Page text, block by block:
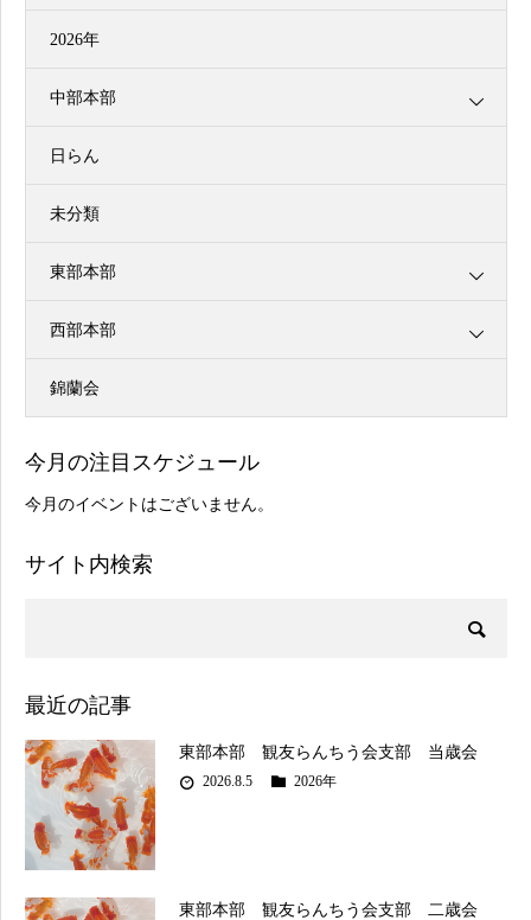
2026年
中部本部
日らん
未分類
東部本部
西部本部
錦蘭会
今月の注目スケジュール
今月のイベントはございません。
サイト内検索
最近の記事
東部本部 観友らんちう会支部 当歳会
2026.8.5 2026年
東部本部 観友らんちう会支部 二歳会